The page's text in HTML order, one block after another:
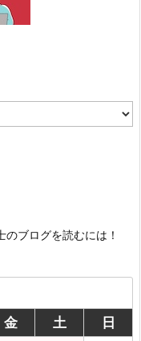
ブログを読むには！
金 土
日